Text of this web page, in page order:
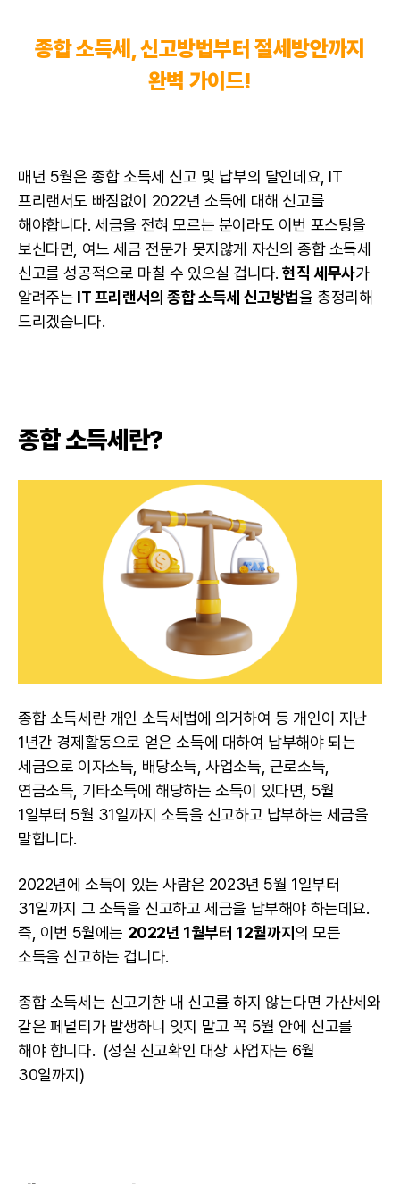
종합 소득세, 신고방법부터 절세방안까지
완벽 가이드!
매년 5월은 종합 소득세 신고 및 납부의 달인데요, IT
프리랜서도 빠짐없이 2022년 소득에 대해 신고를
해야합니다. 세금을 전혀 모르는 분이라도 이번 포스팅을
보신다면, 여느 세금 전문가 못지않게 자신의 종합 소득세
신고를 성공적으로 마칠 수 있으실 겁니다.현직 세무사가
알려주는 IT 프리랜서의 종합 소득세 신고방법을 총정리해
드리겠습니다.
종합 소득세란?
종합 소득세란 개인 소득세법에 의거하여 등 개인이 지난
1년간 경제활동으로 얻은 소득에 대하여 납부해야 되는
세금으로 이자소득, 배당소득, 사업소득, 근로소득,
연금소득, 기타소득에 해당하는 소득이 있다면, 5월
1일부터 5월 31일까지 소득을 신고하고 납부하는 세금을
말합니다.
2022년에 소득이 있는 사람은 2023년 5월 1일부터
31일까지 그 소득을 신고하고 세금을 납부해야 하는데요.
즉, 이번 5월에는 2022년 1월부터 12월까지 의 모든
소득을 신고하는 겁니다.
종합 소득세는 신고기한 내 신고를 하지 않는다면 가산세와
같은 페널티가 발생하니 잊지 말고 꼭 5월 안에 신고를
해야 합니다. (성실 신고확인 대상 사업자는 6월
30일까지)